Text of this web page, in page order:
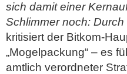
sich damit einer
Schlimmer noch:
kritisiert der Bitkom-
„Mogelpackung“ – es
amtlich verordneter